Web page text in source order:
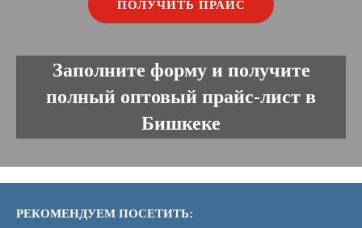
Заполните форму и получите
полный оптовый прайс-лист в
Бишкеке
РЕКОМЕНДУЕМ ПОСЕТИТЬ: